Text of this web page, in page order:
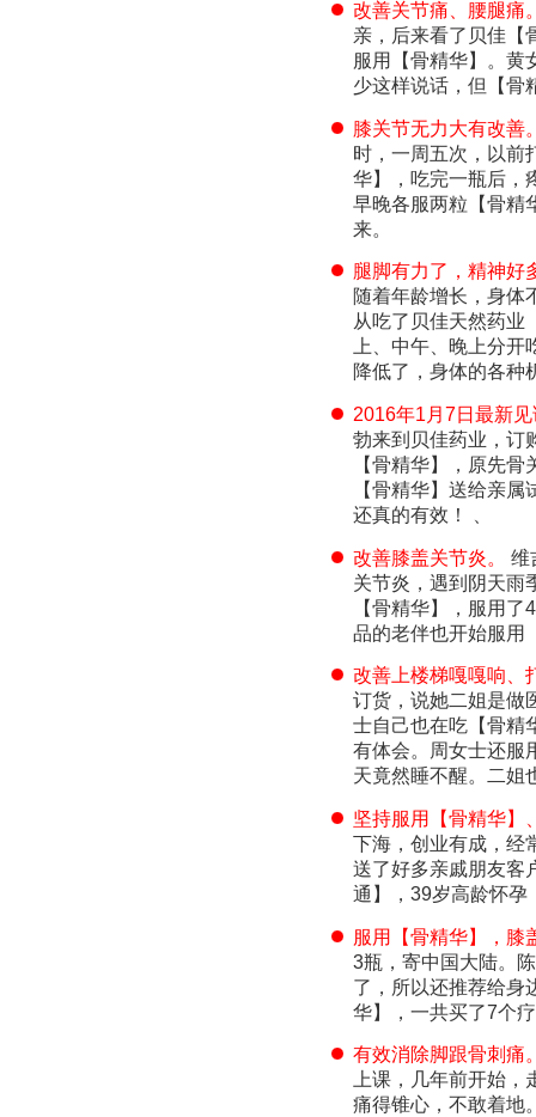
改善关节痛、腰腿痛
亲，后来看了贝佳【
服用【骨精华】。黄
少这样说话，但【骨
膝关节无力大有改善
时，一周五次，以前
华】，吃完一瓶后，
早晚各服两粒【骨精
来。
腿脚有力了，精神好
随着年龄增长，身体
从吃了贝佳天然药业
上、中午、晚上分
降低了，身体的各种
2016年1月7日最新
勃来到贝佳药业，订
【骨精华】，原先
【骨精华】送给亲
还真的有效！ 、
改善膝盖关节炎。 维
关节炎，遇到阴天雨
【骨精华】，服用
品的老伴也开始服用
改善上楼梯嘎嘎响、
订货，说她二姐是做
士自己也在吃【骨精
有体会。周女士还服
天竟然睡不醒。二姐
坚持服用【骨精华】
下海，创业有成，经
送了好多亲戚朋友客
通】，39岁高龄怀孕
服用【骨精华】，膝
3瓶，寄中国大陆。
了，所以还推荐给身
华】，一共买了7个
有效消除脚跟骨刺痛
上课，几年前开始
痛得锥心，不敢着地